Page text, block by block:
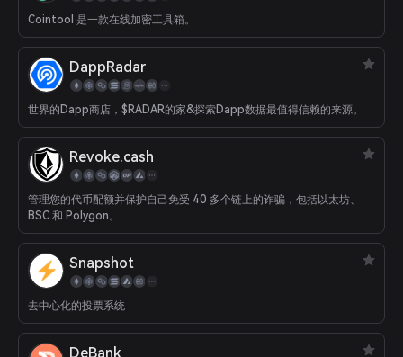
Cointool 是一款在线加密工具箱。
DappRadar
世界的Dapp商店，$RADAR的家&探索Dapp数据最值得信赖的来源。
Revoke.cash
管理您的代币配额并保护自己免受 40 多个链上的诈骗，包括以太坊、
BSC 和 Polygon。
Snapshot
去中心化的投票系统
DeBank